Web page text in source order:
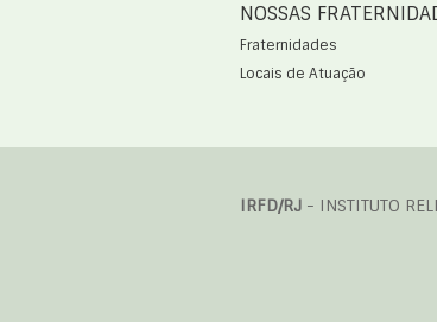
NOSSAS
Fraternidades
Locais de Atuação
IRFD/RJ - INSTITUTO